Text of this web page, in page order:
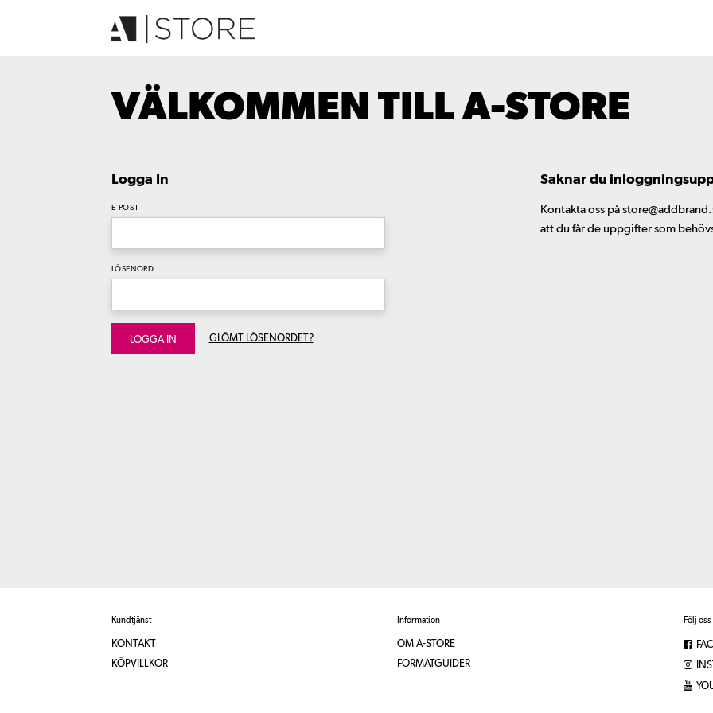
VÄLKOMMEN TILL A-STORE
Logga In
E-POST
LÖSENORD
LOGGA IN GLÖMT LÖSENORDET?
Saknar du
Kontakta oss på
att du får de uppgifter som
Kundtjänst
KONTAKT
KÖPVILLKOR
Information
OM A-STORE
FORMATGUIDER
Följ oss